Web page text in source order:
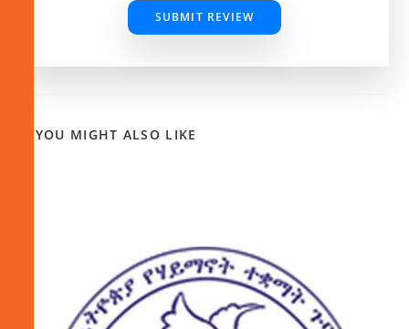
SUBMIT REVIEW
YOU MIGHT ALSO LIKE